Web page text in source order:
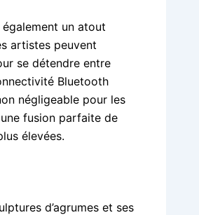
un atout
artistes peuvent
se détendre entre
Bluetooth
négligeable pour les
fusion parfaite de
élevées.
d’agrumes et ses